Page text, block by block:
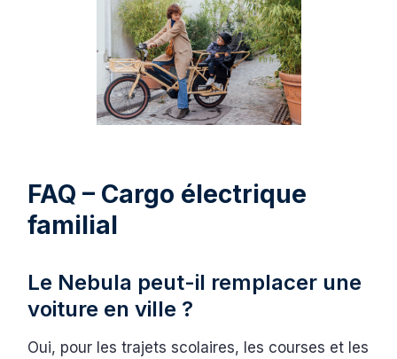
FAQ – Cargo électrique
familial
Le Nebula peut-il remplacer une
voiture en ville ?
Oui, pour les trajets scolaires, les courses et les